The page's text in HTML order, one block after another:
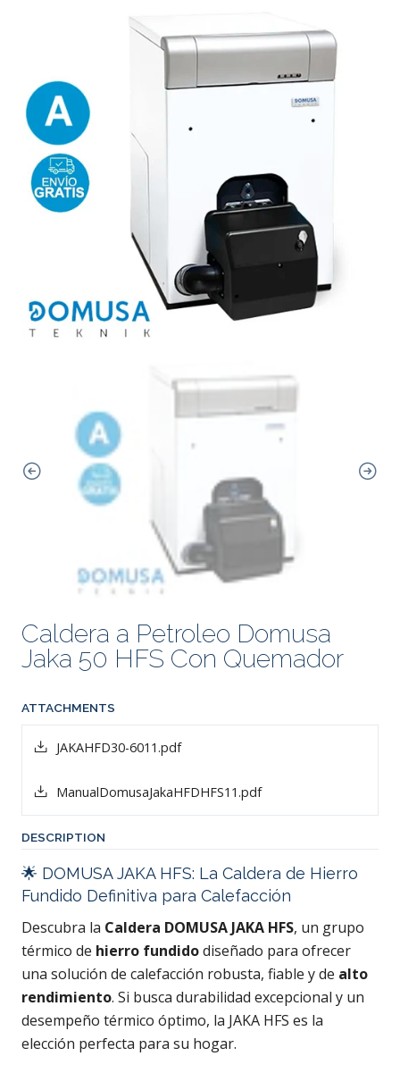
Caldera a Petroleo Domusa
Jaka 50 HFS Con Quemador
ATTACHMENTS
JAKAHFD30-6011.pdf
ManualDomusaJakaHFDHFS11.pdf
DESCRIPTION
🌟 DOMUSA JAKA HFS: La Caldera de Hierro
Fundido Definitiva para Calefacción
Descubra la Caldera DOMUSA JAKA HFS, un grupo
térmico de hierro fundidodiseñado para ofrecer
una solución de calefacción robusta, fiable y de alto
rendimiento. Si busca durabilidad excepcional y un
desempeño térmico óptimo, la JAKA HFS es la
elección perfecta para su hogar.